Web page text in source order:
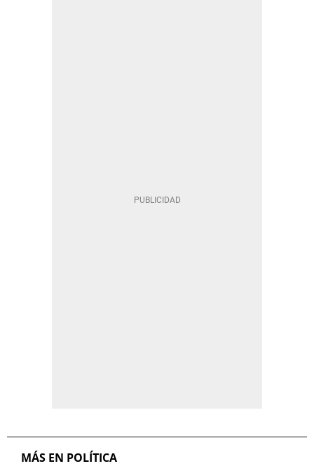
MÁS EN POLÍTICA